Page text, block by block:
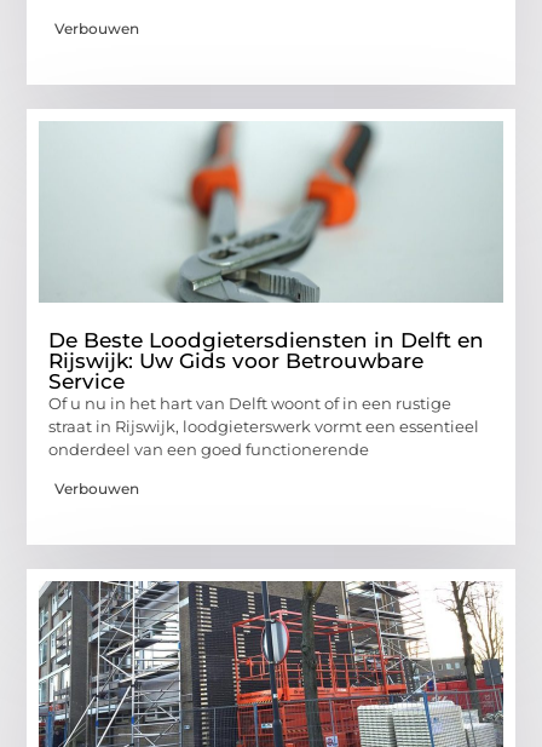
Verbouwen
De Beste Loodgietersdiensten in Delft en
Rijswijk: Uw Gids voor Betrouwbare
Service
Of u nu in het hart van Delft woont of in een rustige
straat in Rijswijk, loodgieterswerk vormt een essentieel
onderdeel van een goed functionerende
Verbouwen